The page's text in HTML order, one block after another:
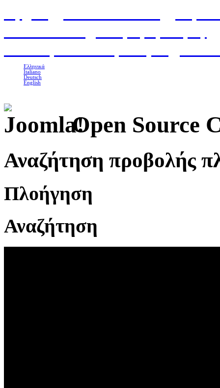
Ελληνικά
Italiano
Deutsch
English
Open Source
Αναζήτηση προβολής
Πλοήγηση
Αναζήτηση